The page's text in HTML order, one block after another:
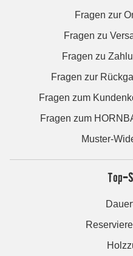
Fragen zur
Fragen zu
Fragen zu
Fragen zur
Fragen zum
Fragen zum
Muster-
Top-